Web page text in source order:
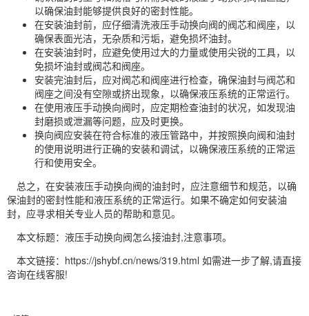
以确保油封能够提供良好的密封性能。
在安装油封前，应仔细清洗液压手动换向阀的阀芯和阀座，以
确保表面光洁，无杂质和污垢，避免损坏油封。
在安装油封时，应避免使用过大的力量或使用尖锐的工具，以
免损坏油封或阀芯和阀座。
安装完油封后，应对阀芯和阀座进行检查，确保油封与阀芯和
阀座之间没有空隙或挤出现象，以确保液压系统的正常运行。
在使用液压手动换向阀时，应定期检查油封的状况，如发现油
封磨损或泄漏等问题，应及时更换。
换向阀应安装在符合标准的液压管路中，并按照换向阀和油封
的使用说明进行正确的安装和调试，以确保液压系统的正常运
行和使用安全。
总之，在安装液压手动换向阀的油封时，应注意细节和规范，以确
保油封的密封性能和液压系统的正常运行。如果不确定如何安装油
封，应寻求相关专业人员的帮助和意见。
本文标题：液压手动换向阀怎么接油封,注意事项。
本文链接：https://jshybf.cn/news/319.html 如需进一步了解,请直接
咨询在线客服!